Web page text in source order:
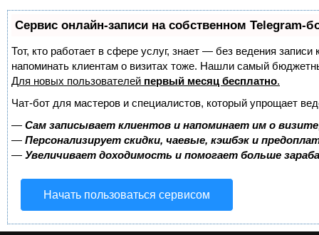
Сервис онлайн-записи на собственном Telegram-
Тот, кто работает в сфере услуг, знает — без ведения
напоминать клиентам о визитах тоже. Нашли самый
Для новых пользователей первый месяц бесплатно.
Чат-бот для мастеров и специалистов, который упрощает
— Сам записывает клиентов и напоминает им о
— Персонализирует скидки, чаевые, кэшбэк и
— Увеличивает доходимость и помогает больше
Начать пользоваться сервисом